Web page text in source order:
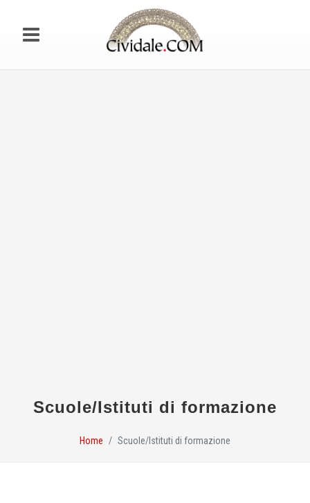
Scuole/Istituti di formazione
Home Scuole/Istituti di formazione